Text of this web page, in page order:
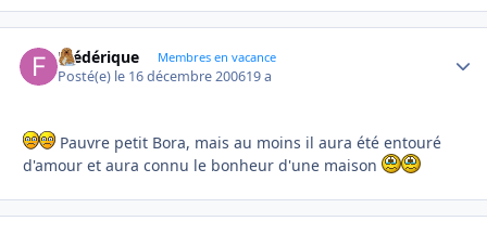
Frédérique Membres en vacance
Posté(e) le 16 décembre 200619 a
Pauvre petit Bora, mais au moins il aura été entouré
d'amour et aura connu le bonheur d'une maison